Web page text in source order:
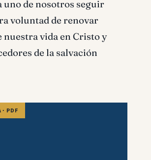
uno de nosotros seguir
voluntad de renovar
vida en Cristo y
de la salvación
PDF